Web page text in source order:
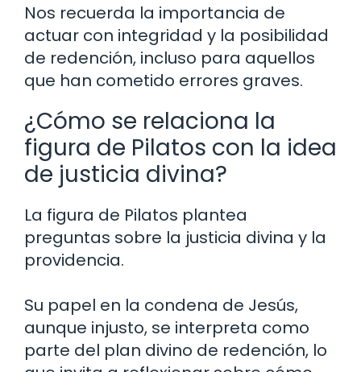
Nos recuerda la importancia de
actuar con integridad y la posibilidad
de redención, incluso para aquellos
que han cometido errores graves.
¿Cómo se relaciona la
figura de Pilatos con la idea
de justicia divina?
La figura de Pilatos plantea
preguntas sobre la justicia divina y la
providencia.
Su papel en la condena de Jesús,
aunque injusto, se interpreta como
parte del plan divino de redención, lo